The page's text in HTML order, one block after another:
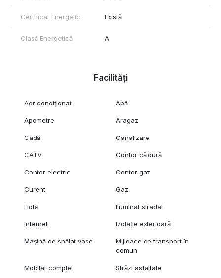
Certificat Energetic Există
Clasă Energetică A
Facilități
Aer condiționat Apă
Apometre Aragaz
Cadă Canalizare
CATV Contor căldură
Contor electric Contor gaz
Curent Gaz
Hotă Iluminat stradal
Internet Izolație exterioară
Mașină de spălat vase
Mijloace de transport în
comun
Mobilat complet Străzi asfaltate